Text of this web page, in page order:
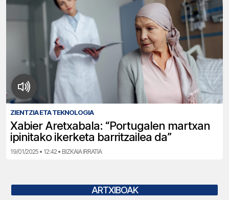
ZIENTZIA ETA TEKNOLOGIA
Xabier Aretxabala: “Portugalen martxan
ipinitako ikerketa barritzailea da”
19/01/2025 • 12:42 • BIZKAIA IRRATIA
ARTXIBOAK